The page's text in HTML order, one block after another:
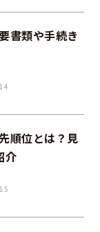
書類や手続き
順位とは？見
介